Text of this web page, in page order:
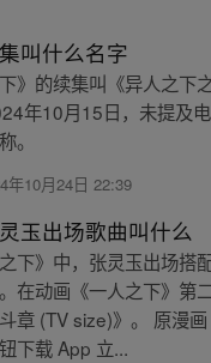
叫什么名字
》的续集叫《异人之下
年10月15日，未提及电
。
年10月24日 22:39
玉出场歌曲叫什么
下》中，张灵玉出场搭
在动画《一人之下》第
章 (TV size)》。 原漫
下载 App 立...